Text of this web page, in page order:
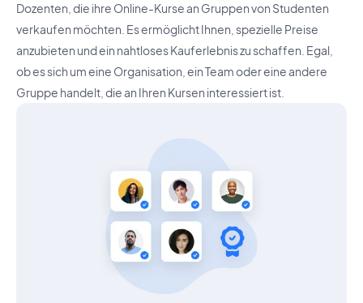
Dozenten, die ihre Online-Kurse an Gruppen von Studenten
verkaufen möchten. Es ermöglicht Ihnen, spezielle Preise
anzubieten und ein nahtloses Kauferlebnis zu schaffen. Egal,
ob es sich um eine Organisation, ein Team oder eine andere
Gruppe handelt, die an Ihren Kursen interessiert ist.